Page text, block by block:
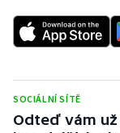
SOCIÁLNÍ SÍTĚ
Odteď vám